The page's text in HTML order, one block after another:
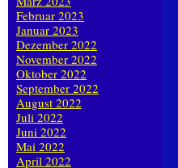
Februar 2023
Januar 2023
Dezember 2022
November 2022
Oktober 2022
September 2022
August 2022
Juli 2022
Juni 2022
Mai 2022
April 2022